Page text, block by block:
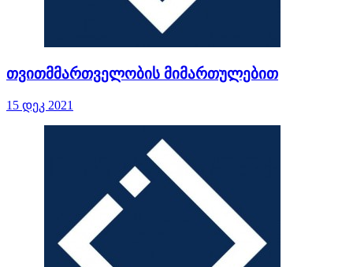
თვითმმართველობის მიმართულებით
15 დეკ 2021